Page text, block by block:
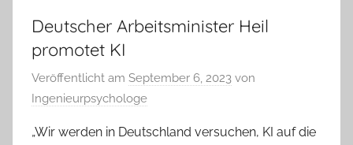
Deutscher Arbeitsminister Heil
promotet KI
Veröffentlicht am September 6, 2023 von
Ingenieurpsychologe
„Wir werden in Deutschland versuchen, KI auf die